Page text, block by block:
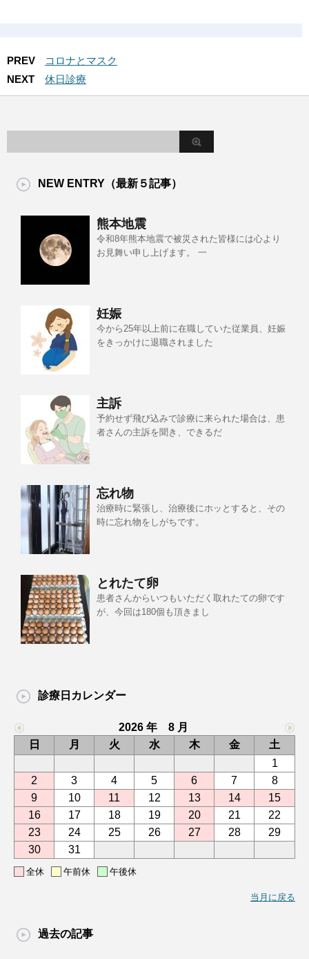
PREV
コロナとマスク
NEXT
休日診療
NEW ENTRY（最新５記事）
熊本地震
令和8年熊本地震で被災された皆様には心より
お見舞い申し上げます。 一
妊娠
今から25年以上前に在職していた従業員、妊娠
をきっかけに退職されました
主訴
予約せず飛び込みで診療に来られた場合は、患
者さんの主訴を聞き、できるだ
忘れ物
治療時に緊張し、治療後にホッとすると、その
時に忘れ物をしがちです。
とれたて卵
患者さんからいつもいただく取れたての卵です
が、今回は180個も頂きまし
診療日カレンダー
2026 年 8 月
日
月 火 水 木 金
土
1
2
3 4 5 6 7
8
9
10 11 12 13 14
15
16
17 18 19 20 21
22
23
24 25 26 27 28
29
30
31
全休 午前休 午後休
当月に戻る
過去の記事